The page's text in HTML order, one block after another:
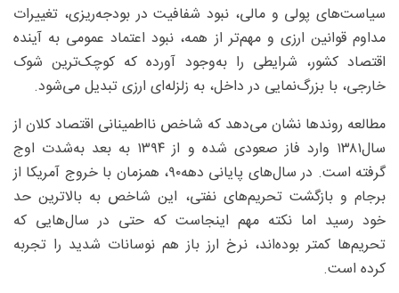
سیاست‌های پولی و مالی، نبود شفافیت در بودجه‌ریزی، تغییرات
مداوم قوانین ارزی و مهم‌تر از همه، نبود اعتماد عمومی به آینده
اقتصاد کشور، شرایطی را به‌وجود آورده که کوچک‌ترین شوک
خارجی، با بزرگ‌نمایی در داخل، به زلزله‌ای ارزی تبدیل می‌شود.
مطالعه روندها نشان می‌دهد که شاخص نااطمینانی اقتصاد کلان از
سال۱۳۸۱ وارد فاز صعودی شده و از ۱۳۹۴ به بعد به‌شدت اوج
گرفته است. در سال‌های پایانی دهه۹۰، همزمان با خروج آمریکا از
برجام و بازگشت تحریم‌های نفتی، این شاخص به بالاترین حد
خود رسید اما نکته مهم اینجاست که حتی در سال‌هایی که
تحریم‌ها کمتر بوده‌اند، نرخ ارز باز هم نوسانات شدید را تجربه
کرده است.